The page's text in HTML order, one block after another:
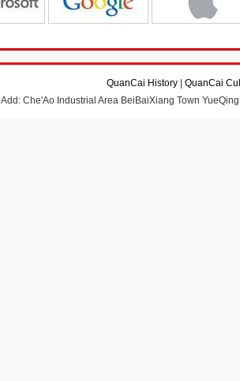
QuanCai History
QuanCai
Add: Che'Ao Industrial Area BeiBaiXiang Town